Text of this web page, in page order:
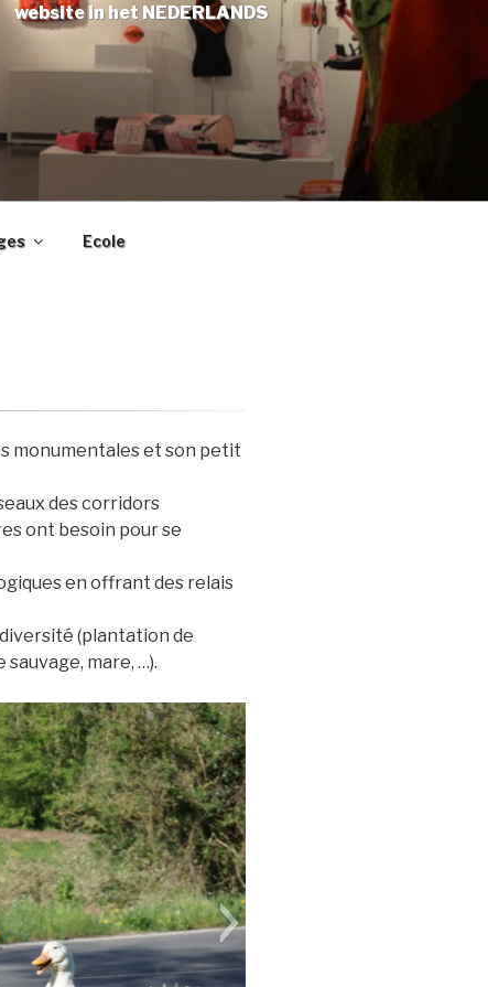
website in het NEDERLANDS
Ecole
monumentales et son petit
des corridors
ont besoin pour se
en offrant des relais
(plantation de
mare, …).